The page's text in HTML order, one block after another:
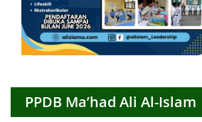
PPDB Ma’had Ali Al-Islam